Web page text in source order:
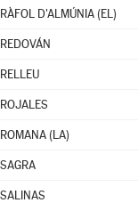
RÀFOL D'ALMÚNIA (EL)
REDOVÁN
RELLEU
ROJALES
ROMANA (LA)
SAGRA
SALINAS